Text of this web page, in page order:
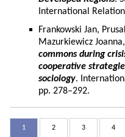
International
Frankowski Jan,
Mazurkiewicz
commons during
cooperative
sociology.
pp. 278–292.
1 2 3 4